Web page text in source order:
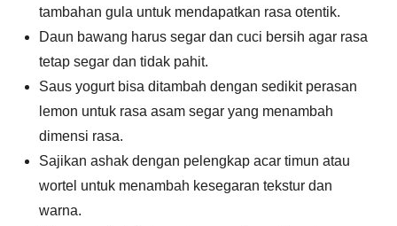
tambahan gula untuk mendapatkan rasa otentik.
Daun bawang harus segar dan cuci bersih agar rasa
tetap segar dan tidak pahit.
Saus yogurt bisa ditambah dengan sedikit perasan
lemon untuk rasa asam segar yang menambah
dimensi rasa.
Sajikan ashak dengan pelengkap acar timun atau
wortel untuk menambah kesegaran tekstur dan
warna.